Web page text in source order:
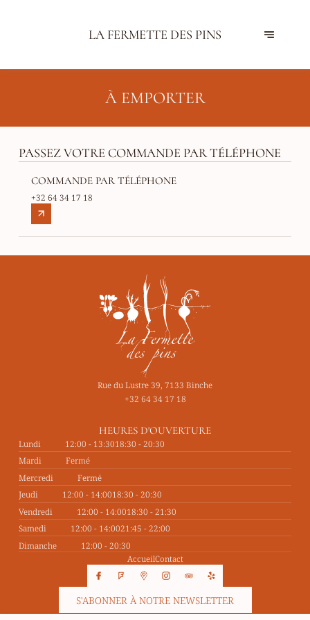
LA FERMETTE DES PINS
À EMPORTER
PASSEZ VOTRE COMMANDE PAR TÉLÉPHONE
COMMANDE PAR TÉLÉPHONE
+32 64 34 17 18
Rue du Lustre 39, 7133 Binche
+32 64 34 17 18
HEURES D'OUVERTURE
Lundi 12:00 - 13:3018:30 - 20:30
Mardi
Fermé
Mercredi
Fermé
Jeudi
12:00 - 14:0018:30 - 20:30
Vendredi
12:00 - 14:0018:30 - 21:30
Samedi
12:00 - 14:0021:45 - 22:00
Dimanche
12:00 - 20:30
AccueilContact
S'ABONNER À NOTRE NEWSLETTER